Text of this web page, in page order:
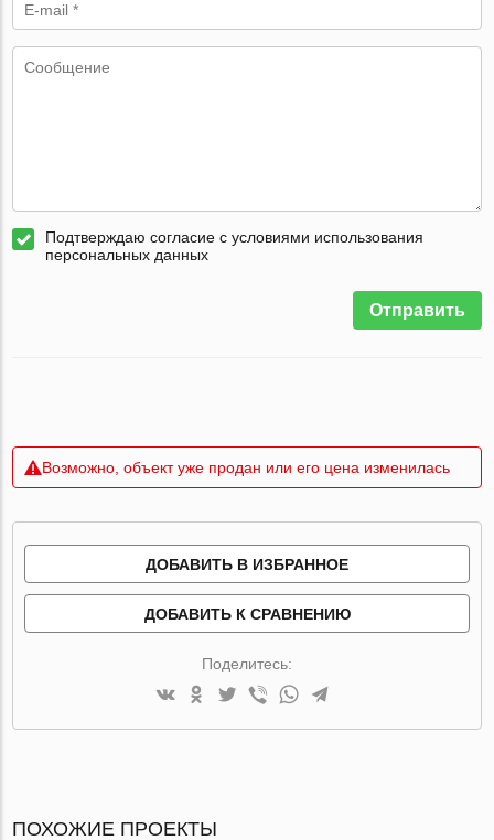
Подтверждаю согласие с условиями использования
персональных данных
Отправить
Возможно, объект уже продан или его цена изменилась
ДОБАВИТЬ В ИЗБРАННОЕ
ДОБАВИТЬ К СРАВНЕНИЮ
Поделитесь:
ПОХОЖИЕ ПРОЕКТЫ